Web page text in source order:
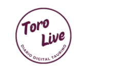
contenido